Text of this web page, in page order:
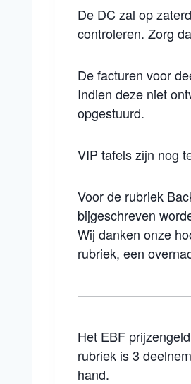
De DC zal op
controleren. Zorg
De facturen voor
Indien deze niet
opgestuurd.
VIP tafels zijn nog
Voor de rubriek
bijgeschreven
Wij danken onze
rubriek, een
Het EBF
rubriek is 3
hand.